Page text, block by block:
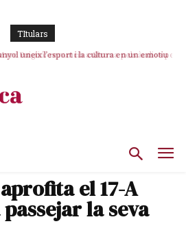
TItulars
uneix l’esport i la cultura en un emotiu
Puigtió: renuncia a Girona pels àudios però
el 17-A
la seva